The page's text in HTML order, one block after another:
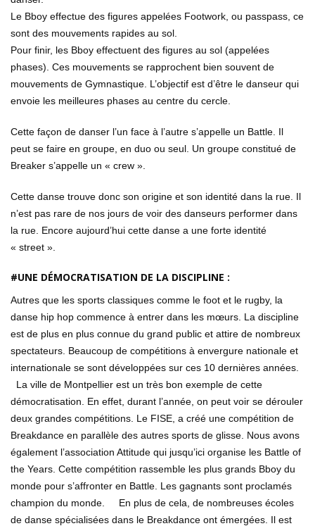
Le Bboy effectue des figures appelées Footwork, ou passpass, ce
sont des mouvements rapides au sol.
Pour finir, les Bboy effectuent des figures au sol (appelées
phases). Ces mouvements se rapprochent bien souvent de
mouvements de Gymnastique. L’objectif est d’être le danseur qui
envoie les meilleures phases au centre du cercle.
Cette façon de danser l’un face à l’autre s’appelle un Battle. Il
peut se faire en groupe, en duo ou seul. Un groupe constitué de
Breaker s’appelle un « crew ».
Cette danse trouve donc son origine et son identité dans la rue. Il
n’est pas rare de nos jours de voir des danseurs performer dans
la rue. Encore aujourd’hui cette danse a une forte identité
« street ».
#UNE DÉMOCRATISATION DE LA DISCIPLINE :
Autres que les sports classiques comme le foot et le rugby, la
danse hip hop commence à entrer dans les mœurs. La discipline
est de plus en plus connue du grand public et attire de nombreux
spectateurs. Beaucoup de compétitions à envergure nationale et
internationale se sont développées sur ces 10 dernières années.
La ville de Montpellier est un très bon exemple de cette
démocratisation. En effet, durant l’année, on peut voir se dérouler
deux grandes compétitions. Le FISE, a créé une compétition de
Breakdance en parallèle des autres sports de glisse. Nous avons
également l’association Attitude qui jusqu’ici organise les Battle of
the Years. Cette compétition rassemble les plus grands Bboy du
monde pour s’affronter en Battle. Les gagnants sont proclamés
champion du monde. En plus de cela, de nombreuses écoles
de danse spécialisées dans le Breakdance ont émergées. Il est